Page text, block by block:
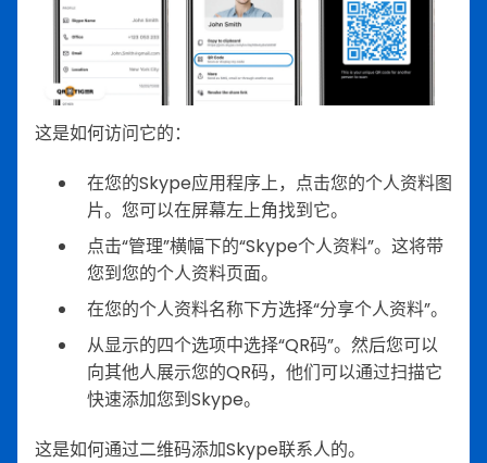
这是如何访问它的：
在您的Skype应用程序上，点击您的个人资料图
片。您可以在屏幕左上角找到它。
点击“管理”横幅下的“Skype个人资料”。这将带
您到您的个人资料页面。
在您的个人资料名称下方选择“分享个人资料”。
从显示的四个选项中选择“QR码”。然后您可以
向其他人展示您的QR码，他们可以通过扫描它
快速添加您到Skype。
这是如何通过二维码添加Skype联系人的。